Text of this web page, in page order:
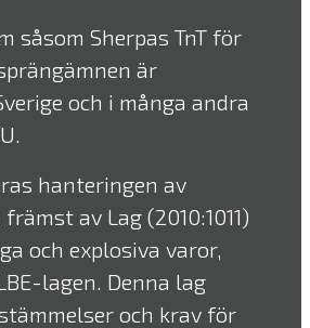
såsom Sherpas TnT för
är
och i många andra
hanteringen av
av Lag (2010:1011)
och explosiva varor,
lagen. Denna lag
och krav för